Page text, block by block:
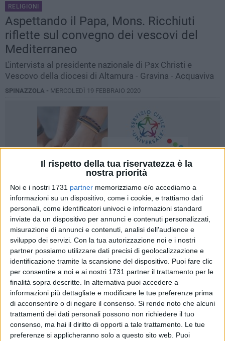
Il rispetto della tua riservatezza è la
nostra priorità
Noi e i nostri 1731 partner memorizziamo e/o accediamo a
informazioni su un dispositivo, come i cookie, e trattiamo dati
personali, come identificatori univoci e informazioni standard
inviate da un dispositivo per annunci e contenuti personalizzati,
misurazione di annunci e contenuti, analisi dell'audience e
sviluppo dei servizi. Con la tua autorizzazione noi e i nostri
partner possiamo utilizzare dati precisi di geolocalizzazione e
identificazione tramite la scansione del dispositivo. Puoi fare clic
per consentire a noi e ai nostri 1731 partner il trattamento per le
finalità sopra descritte. In alternativa puoi accedere a
informazioni più dettagliate e modificare le tue preferenze prima
di acconsentire o di negare il consenso. Si rende noto che alcuni
trattamenti dei dati personali possono non richiedere il tuo
consenso, ma hai il diritto di opporti a tale trattamento. Le tue
preferenze si applicheranno solo a questo sito web. Puoi
RELIGIONI
Aspettando il Papa, Mons. Ricchiuti
riflette sul convegno dei vescovi del
Mediterraneo
L'intervista al presidente nazionale di Pax Christi e
Vescovo della diocesi di Altamura - Gravina - Acquaviva
SPINAZZOLA - MERCOLEDÌ 19 FEBBRAIO 2020
79
Continua il nostro percorso in vista del sinodo dei Vescovi
del Mediterraneo che, da oggi, prende il via a Bari e
culminerà con l'arrivo di Papa Francesco nella giornata del
23 febbraio.